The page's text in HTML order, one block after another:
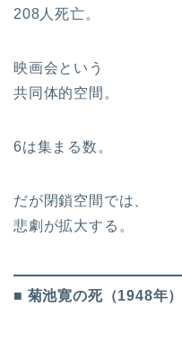
208人死亡。
映画会という
共同体的空間。
6は集まる数。
だが閉鎖空間では、
悲劇が拡大する。
■ 菊池寛の死（1948年）